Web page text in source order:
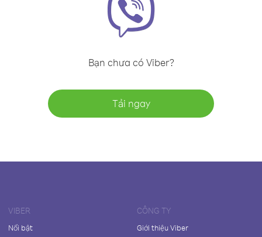
Bạn chưa có Viber?
Tải ngay
VIBER
Nổi bật
CÔNG TY
Giới thiệu Viber